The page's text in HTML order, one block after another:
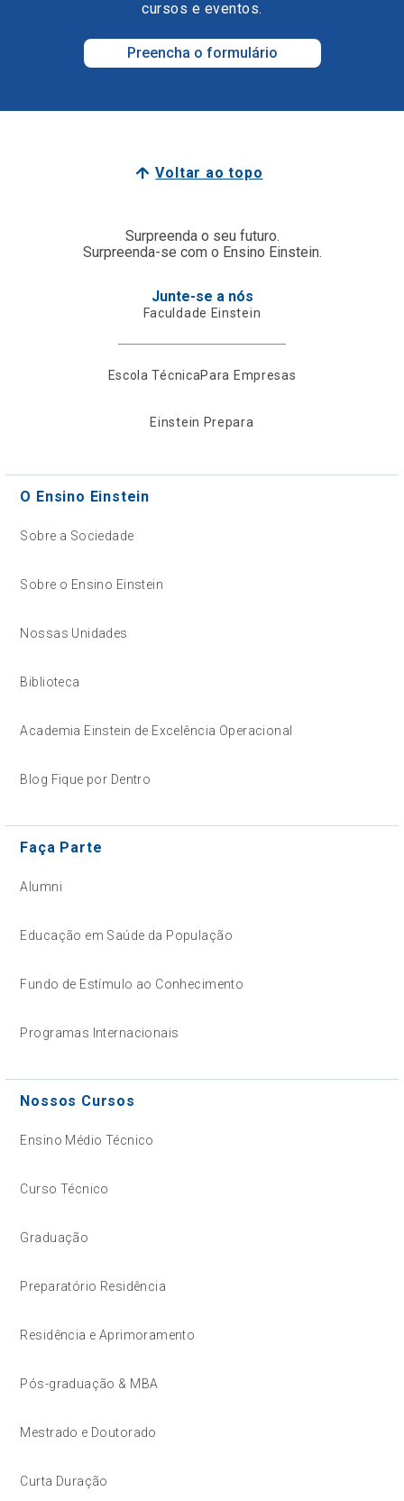
cursos e eventos.
Preencha o formulário
Voltar ao topo
Surpreenda o seu futuro.
Surpreenda-se com o Ensino Einstein.
Junte-se a nós
Faculdade Einstein
Escola TécnicaPara Empresas
Einstein Prepara
O Ensino Einstein
Sobre a Sociedade
Sobre o Ensino Einstein
Nossas Unidades
Biblioteca
Academia Einstein de Excelência Operacional
Blog Fique por Dentro
Faça Parte
Alumni
Educação em Saúde da População
Fundo de Estímulo ao Conhecimento
Programas Internacionais
Nossos Cursos
Ensino Médio Técnico
Curso Técnico
Graduação
Preparatório Residência
Residência e Aprimoramento
Pós-graduação & MBA
Mestrado e Doutorado
Curta Duração